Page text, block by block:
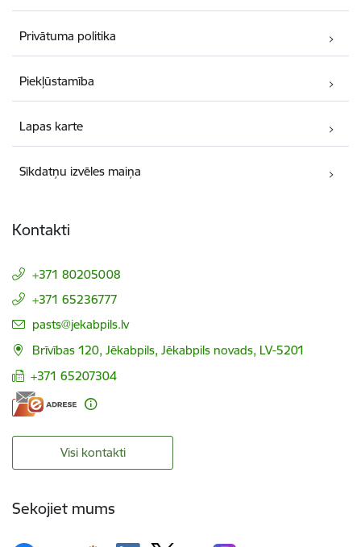
Privātuma politika
Piekļūstamība
Lapas karte
Sīkdatņu izvēles maiņa
Kontakti
+371 80205008
+371 65236777
E-pasts:
pasts@jekabpils.lv
Brīvības 120, Jēkabpils, Jēkabpils novads, LV-5201
+371 65207304
Visi kontakti
Sekojiet mums